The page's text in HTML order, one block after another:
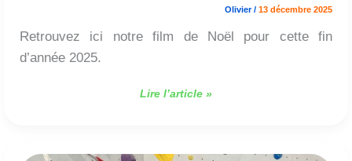
Olivier/ 13 décembre 2025
Retrouvez ici notre film de Noël pour cette fin
d’année 2025.
Lire l’article »